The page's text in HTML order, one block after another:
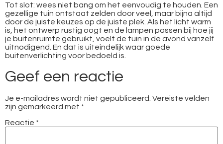
Tot slot: wees niet bang om het eenvoudig te houden. Een
gezellige tuin ontstaat zelden door veel, maar bijna altijd
door de juiste keuzes op de juiste plek. Als het licht warm
is, het ontwerp rustig oogt en de lampen passen bij hoe jij
je buitenruimte gebruikt, voelt de tuin in de avond vanzelf
uitnodigend. En dat is uiteindelijk waar goede
buitenverlichting voor bedoeld is.
Geef een reactie
Je e-mailadres wordt niet gepubliceerd. Vereiste velden
zijn gemarkeerd met *
Reactie *